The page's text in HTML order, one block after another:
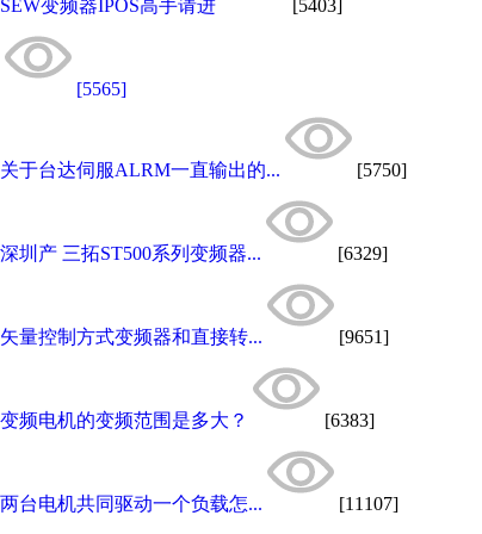
SEW变频器IPOS高手请进 [5403]
[5565]
关于台达伺服ALRM一直输出的... [5750]
深圳产 三拓ST500系列变频器... [6329]
矢量控制方式变频器和直接转... [9651]
变频电机的变频范围是多大？ [6383]
两台电机共同驱动一个负载怎... [11107]